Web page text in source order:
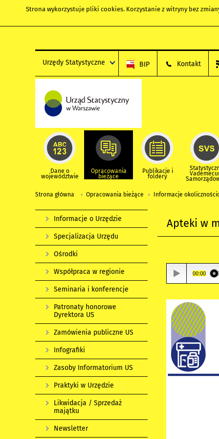
Strona wykorzystuje pliki cookies. Korzystanie z witryny bez
Urzędy Statystyczne BIP Kontakt
Dane o
województwie
Opracowania
bieżące
Publikacje i
foldery
Strona główna Opracowania bieżące Informacje
Apteki w
00:00
Informacje o Urzędzie
Specjalizacja Urzędu
Ośrodki
Współpraca w regionie
Seminaria i konferencje
Patronaty honorowe
Dyrektora US
Zamówienia publiczne US
Infografiki
Zasoby Informatorium US
Praktyki w Urzędzie
Likwidacja / Sprzedaż
majątku
Newsletter